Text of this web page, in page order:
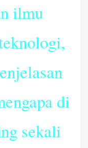
ilmu
di
sekali